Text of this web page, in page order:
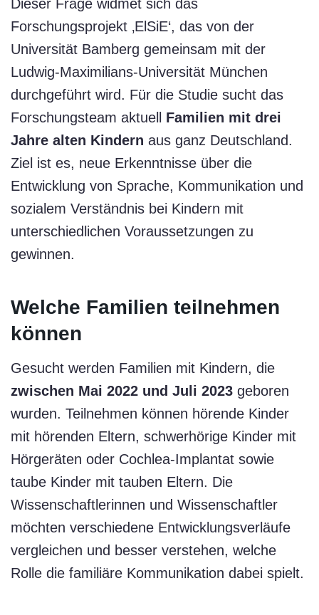
Dieser Frage widmet sich das
Forschungsprojekt ‚ElSiE‘, das von der
Universität Bamberg gemeinsam mit der
Ludwig-Maximilians-Universität München
durchgeführt wird. Für die Studie sucht das
Forschungsteam aktuell Familien mit drei
Jahre alten Kindern aus ganz Deutschland.
Ziel ist es, neue Erkenntnisse über die
Entwicklung von Sprache, Kommunikation und
sozialem Verständnis bei Kindern mit
unterschiedlichen Voraussetzungen zu
gewinnen.
Welche Familien teilnehmen
können
Gesucht werden Familien mit Kindern, die
zwischen Mai 2022 und Juli 2023 geboren
wurden. Teilnehmen können hörende Kinder
mit hörenden Eltern, schwerhörige Kinder mit
Hörgeräten oder Cochlea-Implantat sowie
taube Kinder mit tauben Eltern. Die
Wissenschaftlerinnen und Wissenschaftler
möchten verschiedene Entwicklungsverläufe
vergleichen und besser verstehen, welche
Rolle die familiäre Kommunikation dabei spielt.